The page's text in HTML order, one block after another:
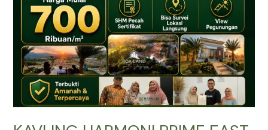
Tanah
700
Ribuan
Puncak
Dekat
Citeureup